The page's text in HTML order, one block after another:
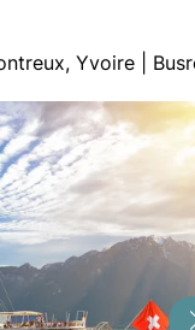
Yvoire |